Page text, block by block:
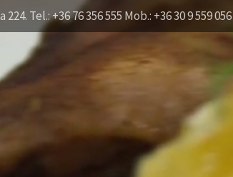
Tel.: +36 76 356 555 Mob.: +36 30 9 559 056